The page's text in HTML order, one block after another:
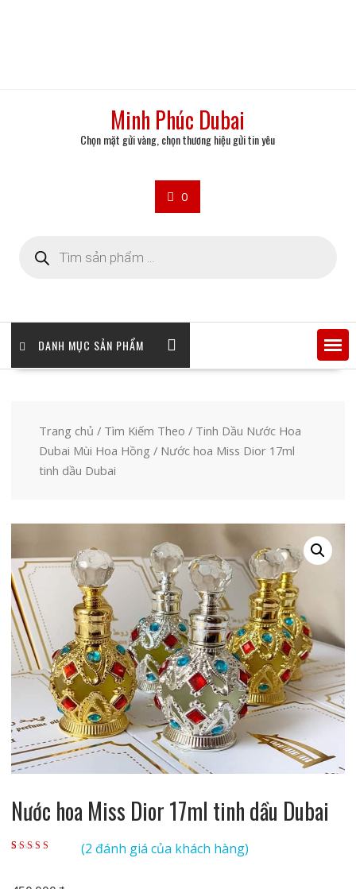
Minh Phúc Dubai
Chọn mặt gửi vàng, chọn thương hiệu gửi tin yêu
0
kiếm
sản
DANH MỤC SẢN PHẨM
Trang chủ / Tìm Kiếm Theo / Tinh Dầu Nước Hoa
Dubai Mùi Hoa Hồng / Nước hoa Miss Dior 17ml
tinh dầu Dubai
Nước hoa Miss Dior 17ml tinh dầu Dubai
(2 đánh giá của khách hàng)